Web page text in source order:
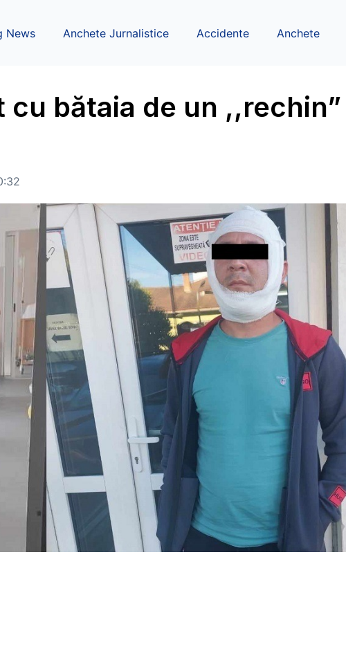
News Anchete Jurnalistice Accidente Anchete
bătaia de un ,,rechin”